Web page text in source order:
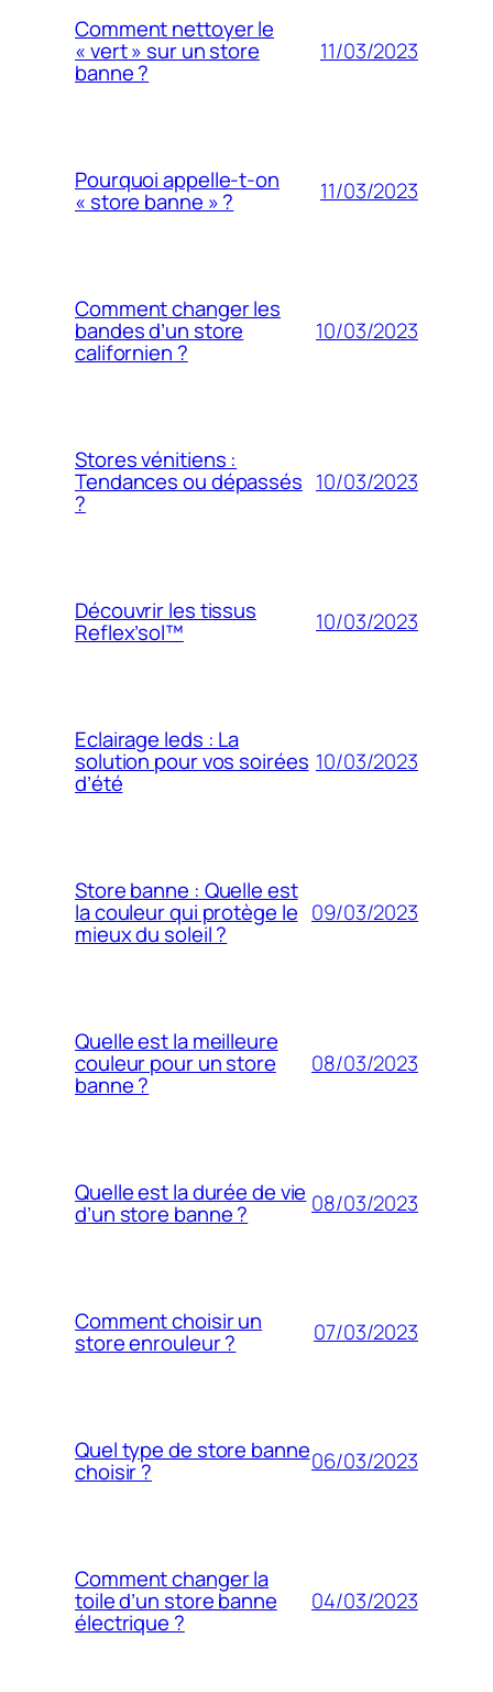
Comment nettoyer le
« vert » sur un store
banne ?
11/03/2023
Pourquoi appelle-t-on
« store banne » ? 11/03/2023
Comment changer les
bandes d’un store
californien ?
10/03/2023
Stores vénitiens :
Tendances ou dépassés
?
10/03/2023
Découvrir les tissus
Reflex’sol™ 10/03/2023
Eclairage leds : La
solution pour vos soirées
d’été
10/03/2023
Store banne : Quelle est
la couleur qui protège le
mieux du soleil ?
09/03/2023
Quelle est la meilleure
couleur pour un store
banne ?
08/03/2023
Quelle est la durée de vie
d’un store banne ? 08/03/2023
Comment choisir un
store enrouleur ? 07/03/2023
Quel type de store banne
choisir ? 06/03/2023
Comment changer la
toile d’un store banne
électrique ?
04/03/2023